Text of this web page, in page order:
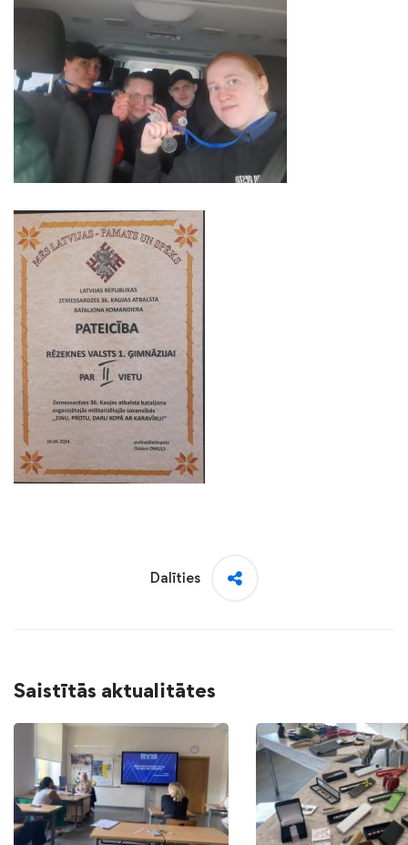
Dalīties
Saistītās aktualitātes